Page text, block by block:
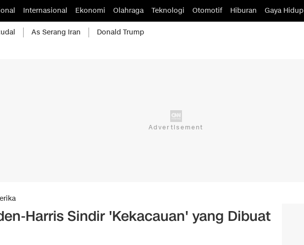
Internasional Ekonomi Olahraga Teknologi Otomotif Hiburan Gaya Hidup
As Serang Iran Donald Trump
Harris Sindir 'Kekacauan' yang Dibuat